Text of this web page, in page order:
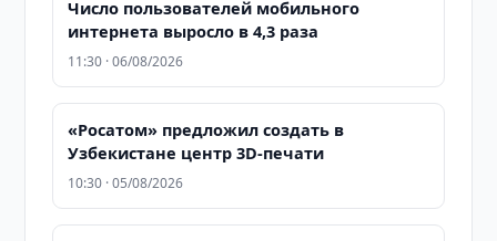
Число пользователей мобильного
интернета выросло в 4,3 раза
11:30 · 06/08/2026
«Росатом» предложил создать в
Узбекистане центр 3D-печати
10:30 · 05/08/2026